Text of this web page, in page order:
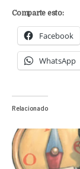
Comparte esto:
Facebook
WhatsApp
Relacionado